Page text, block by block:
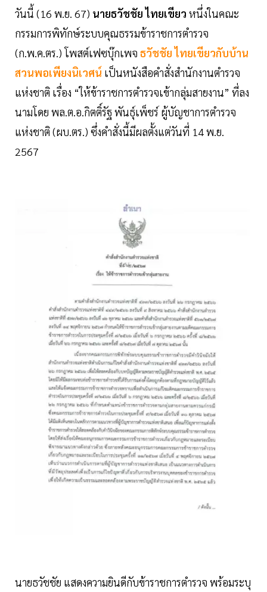
วันนี้ (16 พ.ย. 67) นายธวัชชัย ไทยเขียว หนึ่งในคณะ
กรรมการพิทักษ์ระบบคุณธรรมข้าราชการตำรวจ
(ก.พ.ค.ตร.) โพสต์เฟซบุ๊กเพจ ธวัชชัย ไทยเขียวกับบ้าน
สวนพอเพียงนิเวศน์ เป็นหนังสือคำสั่งสำนักงานตำรวจ
แห่งชาติ เรื่อง “ให้ข้าราชการตำรวจเข้ากลุ่มสายงาน” ที่ลง
นามโดย พล.ต.อ.กิตติ์รัฐ พันธุ์เพ็ชร์ ผู้บัญชาการตำรวจ
แห่งชาติ (ผบ.ตร.) ซึ่งคำสั่งนี้มีผลตั้งแต่วันที่ 14 พ.ย.
2567
นายธวัชชัย แสดงความยินดีกับข้าราชการตำรวจ พร้อมระบุ